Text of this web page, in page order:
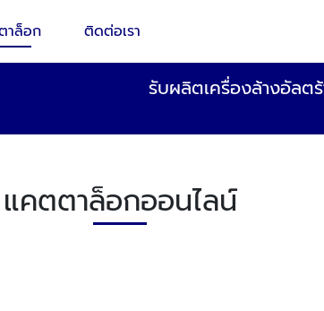
าล็อก ติดต่อเรา
รับผลิตเครื่องล้างอัล
แคตตาล็อกออนไลน์